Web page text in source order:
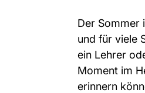
Der Sommer
und für viele
ein Lehrer
Moment im
erinnern